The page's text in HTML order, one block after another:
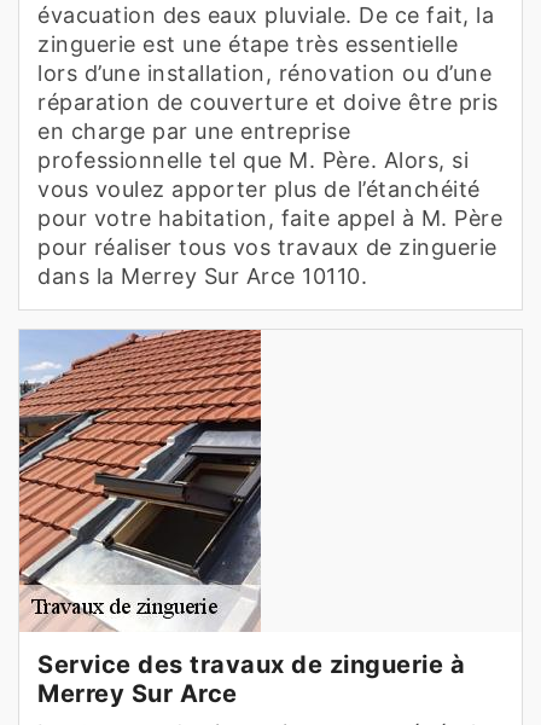
évacuation des eaux pluviale. De ce fait, la
zinguerie est une étape très essentielle
lors d’une installation, rénovation ou d’une
réparation de couverture et doive être pris
en charge par une entreprise
professionnelle tel que M. Père. Alors, si
vous voulez apporter plus de l’étanchéité
pour votre habitation, faite appel à M. Père
pour réaliser tous vos travaux de zinguerie
dans la Merrey Sur Arce 10110.
Service des travaux de zinguerie à
Merrey Sur Arce